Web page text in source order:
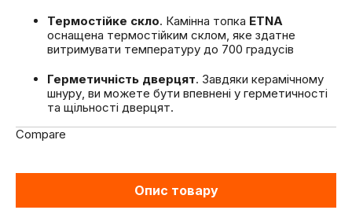
Термостійке скло. Камінна топка ETNA
оснащена термостійким склом, яке здатне
витримувати температуру до 700 градусів
Герметичність дверцят. Завдяки керамічному
шнуру, ви можете бути впевнені у герметичності
та щільності дверцят.
Compare
Опис товару